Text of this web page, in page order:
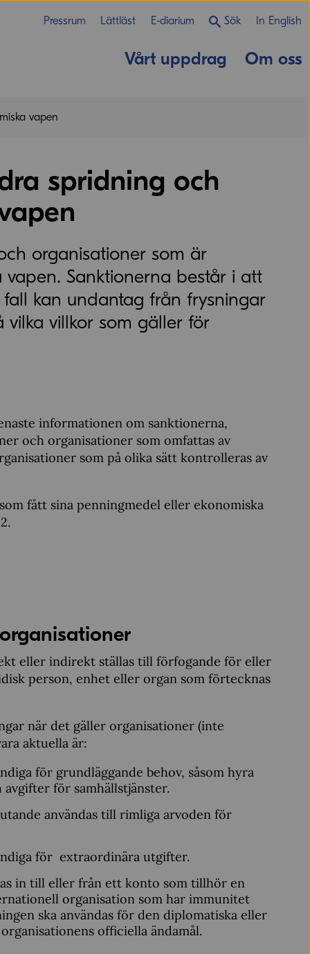
Pressrum Lättläst E-diarium Sök In English
Vårt uppdrag Om oss
vapen
spridning och
organisationer som är
Sanktionerna består i att
kan undantag från frysningar
villkor som gäller för
informationen om sanktionerna,
och organisationer som omfattas av
som på olika sätt kontrolleras av
fått sina penningmedel eller ekonomiska
eller indirekt ställas till förfogande för eller
person, enhet eller organ som förtecknas
när det gäller organisationer (inte
aktuella är:
för grundläggande behov, såsom hyra
för samhällstjänster.
användas till rimliga arvoden för
för extraordinära utgifter.
in till eller från ett konto som tillhör en
organisation som har immunitet
ska användas för den diplomatiska eller
officiella ändamål.